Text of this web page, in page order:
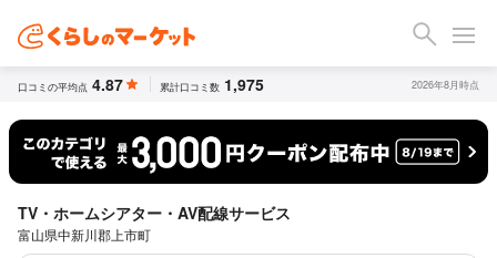
口コミの平均点 4.87 累計口コミ数 1,975 2026年8月時点
TV・ホームシアター・AV配線サービス
富山県中新川郡上市町